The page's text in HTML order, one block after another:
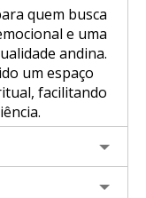
quem busca
e uma
andina.
um espaço
facilitando